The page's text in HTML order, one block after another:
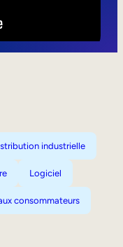
industrielle
Logiciel
consommateurs